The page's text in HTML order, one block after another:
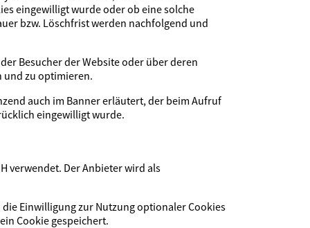
eingewilligt wurde oder ob eine solche
bzw. Löschfrist werden nachfolgend und
Besucher der Website oder über deren
und zu optimieren.
auch im Banner erläutert, der beim Aufruf
eingewilligt wurde.
verwendet. Der Anbieter wird als
Einwilligung zur Nutzung optionaler Cookies
Cookie gespeichert.